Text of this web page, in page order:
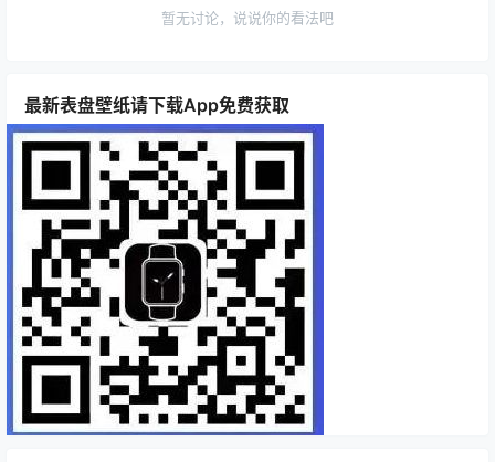
暂无讨论，说说你的看法吧
最新表盘壁纸请下载App免费获取